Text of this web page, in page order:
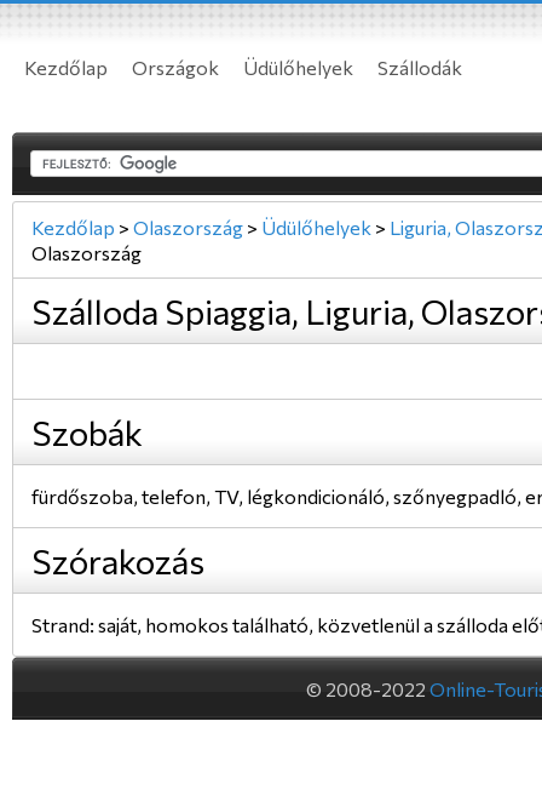
Kezdőlap Országok Üdülőhelyek Szállodák
Kezdőlap > Olaszország > Üdülőhelyek > Liguria,
Olaszország
Szálloda Spiaggia, Liguria,
Szobák
fürdőszoba, telefon, TV, légkondicionáló, szőnyegpadló,
Szórakozás
Strand: saját, homokos található, közvetlenül a szálloda
© 2008-2022 Online-